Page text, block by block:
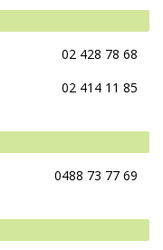
02 428 78 68
02 414 11 85
0488 73 77 69